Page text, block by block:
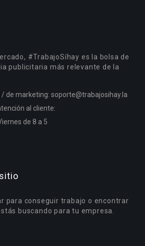
#TrabajoSíhay es la bolsa de
publicitaria más relevante de la
de marketing: soporte@trabajosihay.la
al cliente:
de 8 a 5
para conseguir trabajo o encontrar
buscando para tu empresa.